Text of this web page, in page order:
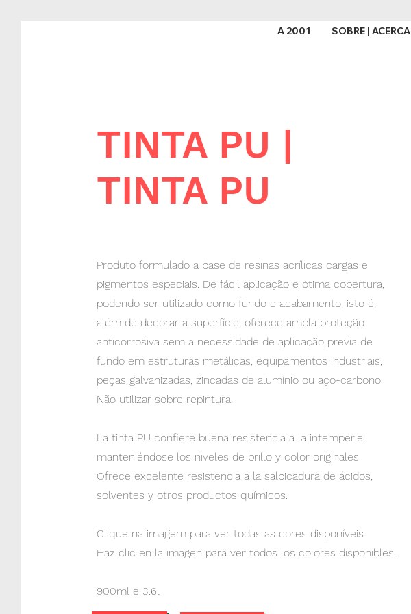
A 2001 SOBRE | ACERCA
TINTA PU |
TINTA PU
Produto formulado a base de resinas acrílicas cargas e
pigmentos especiais. De fácil aplicação e ótima cobertura,
podendo ser utilizado como fundo e acabamento, isto é,
além de decorar a superfície, oferece ampla proteção
anticorrosiva sem a necessidade de aplicação previa de
fundo em estruturas metálicas, equipamentos industriais,
peças galvanizadas, zincadas de alumínio ou aço-carbono.
Não utilizar sobre repintura.
La tinta PU confiere buena resistencia a la intemperie,
manteniéndose los niveles de brillo y color originales.
Ofrece excelente resistencia a la salpicadura de ácidos,
solventes y otros productos químicos.
Clique na imagem para ver todas as cores disponíveis.
Haz clic en la imagen para ver todos los colores disponibles.
900ml e 3.6l